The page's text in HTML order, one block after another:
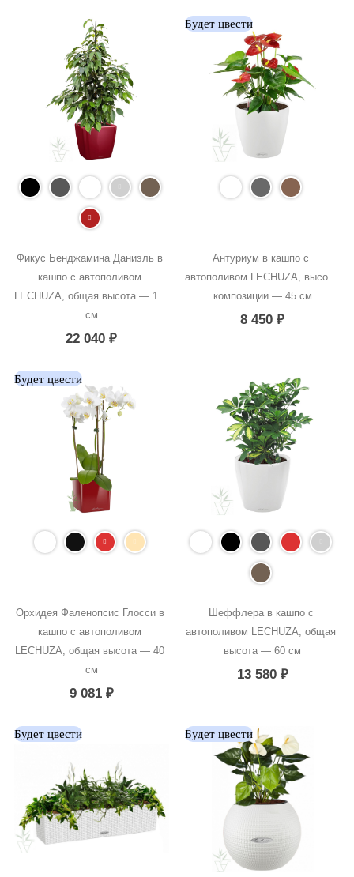
Фикус Бенджамина Даниэль в
кашпо с автополивом
LECHUZA, общая высота — 100
см
22 040₽
Будет цвести
Антуриум в кашпо с
автополивом LECHUZA, высота
композиции — 45 см
8 450₽
Будет цвести
Орхидея Фаленопсис Глосси в
кашпо с автополивом
LECHUZA, общая высота — 40
см
9 081 ₽
Шеффлера в кашпо с
автополивом LECHUZA, общая
высота — 60 см
13 580 ₽
Будет цвести Будет цвести